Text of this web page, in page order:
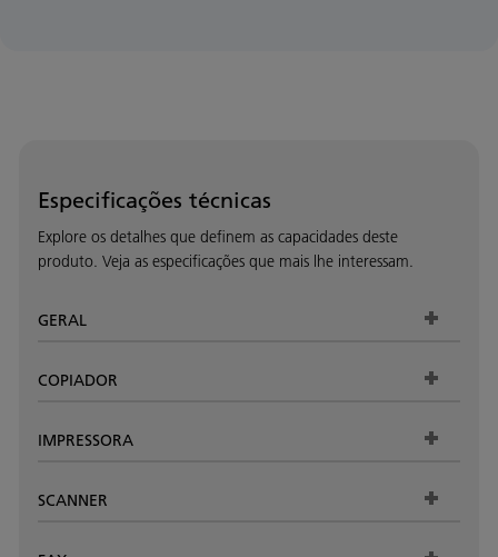
Especificações técnicas
Explore os detalhes que definem as capacidades deste
produto. Veja as especificações que mais lhe interessam.
GERAL
COPIADOR
IMPRESSORA
SCANNER